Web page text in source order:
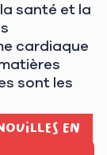
santé et la
cardiaque
sont les
en